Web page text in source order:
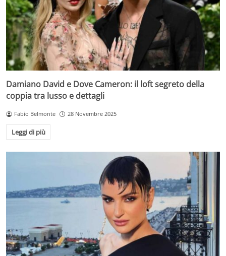
Damiano David e Dove Cameron: il loft segreto della
coppia tra lusso e dettagli
Fabio Belmonte 28 Novembre 2025
Leggi di più